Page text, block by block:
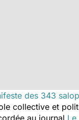
des 343
collective et
au journal Le